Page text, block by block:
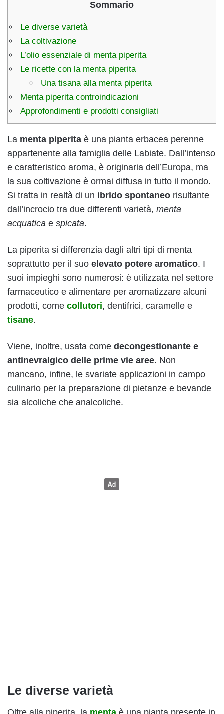
Sommario
Le diverse varietà
La coltivazione
L’olio essenziale di menta piperita
Le ricette con la menta piperita
Una tisana alla menta piperita
Menta piperita controindicazioni
Approfondimenti e prodotti consigliati
La menta piperita è una pianta erbacea perenne
appartenente alla famiglia delle Labiate. Dall’intenso
e caratteristico aroma, è originaria dell’Europa, ma
la sua coltivazione è ormai diffusa in tutto il mondo.
Si tratta in realtà di un ibrido spontaneo risultante
dall’incrocio tra due differenti varietà, menta
acquatica e spicata.
La piperita si differenzia dagli altri tipi di menta
soprattutto per il suo elevato potere aromatico. I
suoi impieghi sono numerosi: è utilizzata nel settore
farmaceutico e alimentare per aromatizzare alcuni
prodotti, come collutori, dentifrici, caramelle e
tisane.
Viene, inoltre, usata come decongestionante e
antinevralgico delle prime vie aree. Non
mancano, infine, le svariate applicazioni in campo
culinario per la preparazione di pietanze e bevande
sia alcoliche che analcoliche.
Le diverse varietà